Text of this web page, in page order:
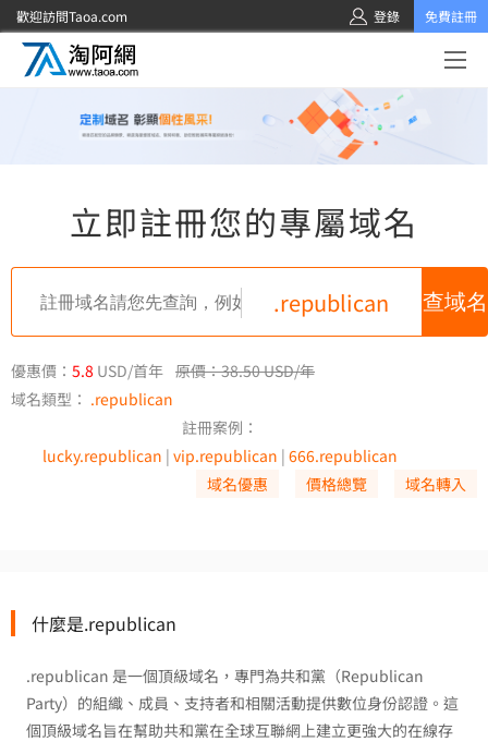
歡迎訪問Taoa.com 登錄 免費註冊
立即註冊您的專屬域名
.republican
優惠價： 5.8 USD/首年 原價：38.50 USD/年
域名類型： .republican
註冊案例：
lucky.republican | vip.republican | 666.republican
域名優惠
價格總覽 域名轉入
什麼是.republican
.republican 是一個頂級域名，專門為共和黨（Republican
Party）的組織、成員、支持者和相關活動提供數位身份認證。這
個頂級域名旨在幫助共和黨在全球互聯網上建立更強大的在線存